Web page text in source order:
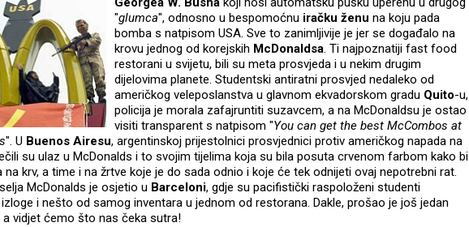
"glumca", odnosno u bespomoćnu iračku ženu na koju pada
bomba s natpisom USA. Sve to zanimljivije je jer se događalo na
krovu jednog od korejskih McDonaldsa. Ti najpoznatiji fast food
restorani u svijetu, bili su meta prosvjeda i u nekim drugim
dijelovima planete. Studentski antiratni prosvjed nedaleko od
američkog veleposlanstva u glavnom ekvadorskom gradu Quito-u,
policija je morala zafajruntiti suzavcem, a na McDonaldsu je ostao
visiti transparent s natpisom "You can get the best McCombos at
". U Buenos Airesu, argentinskoj prijestolnici prosvjednici protiv američkog napada na
su ulaz u McDonalds i to svojim tijelima koja su bila posuta crvenom farbom kako bi
na krv, a time i na žrtve koje je do sada odnio i koje će tek odnijeti ovaj nepotrebni rat.
McDonalds je osjetio u Barceloni, gdje su pacifistički raspoloženi studenti
i nešto od samog inventara u jednom od restorana. Dakle, prošao je još jedan
a vidjet ćemo što nas čeka sutra!